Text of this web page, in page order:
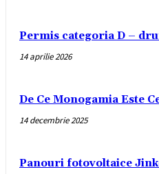
Permis categoria D –
14 aprilie 2026
De Ce Monogamia Este
14 decembrie 2025
Panouri fotovoltaice